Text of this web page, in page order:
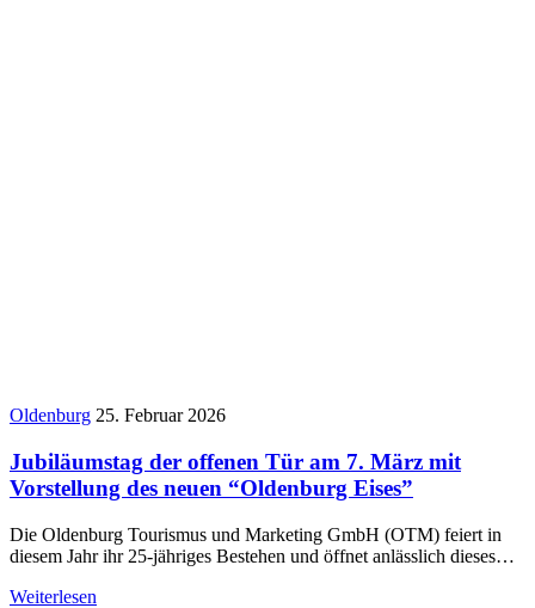
Oldenburg 25. Februar 2026
Jubiläumstag der offenen Tür am 7. März mit
Vorstellung des neuen “Oldenburg Eises”
Die Oldenburg Tourismus und Marketing GmbH (OTM) feiert in
diesem Jahr ihr 25-jähriges Bestehen und öffnet anlässlich dieses…
Weiterlesen